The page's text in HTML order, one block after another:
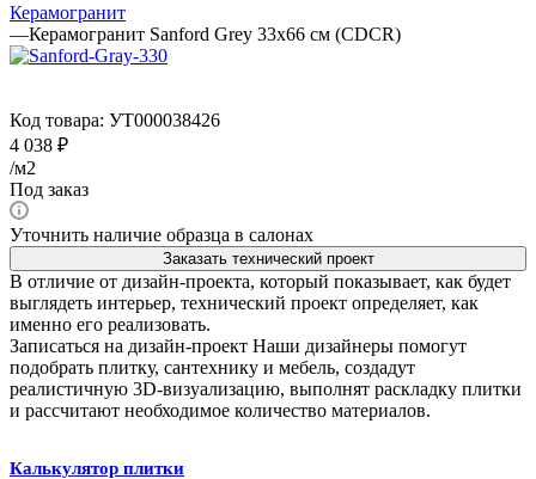
Керамогранит
—Керамогранит Sanford Grey 33x66 см (CDCR)
Код товара: УТ000038426
4 038 ₽
/м2
Под заказ
Уточнить наличие образца в салонах
Заказать технический проект
В отличие от дизайн-проекта, который показывает, как будет
выглядеть интерьер, технический проект определяет, как
именно его реализовать.
Записаться на дизайн-проект Наши дизайнеры помогут
подобрать плитку, сантехнику и мебель, создадут
реалистичную 3D-визуализацию, выполнят раскладку плитки
и рассчитают необходимое количество материалов.
Калькулятор плитки